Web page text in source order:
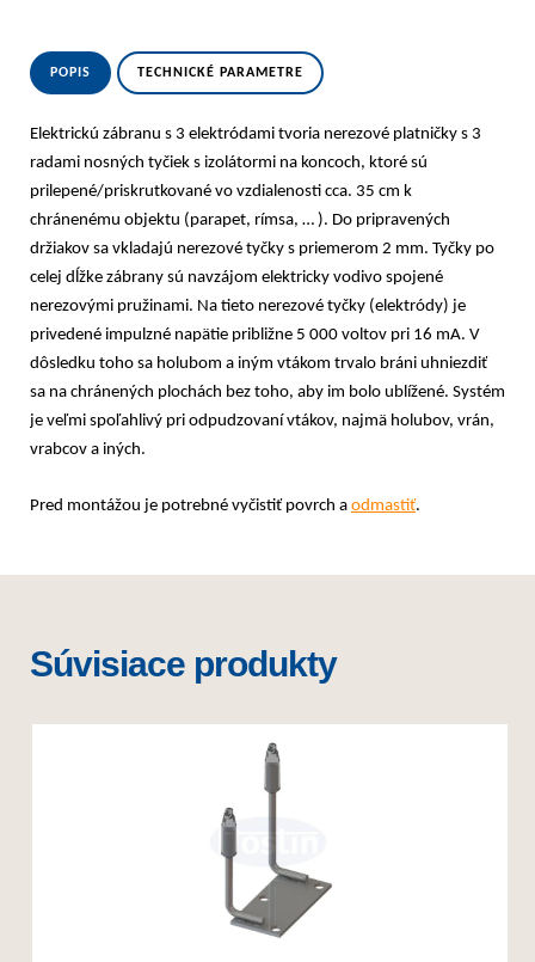
POPIS TECHNICKÉ PARAMETRE
Elektrickú zábranu s 3 elektródami tvoria nerezové platničky s 3
radami nosných tyčiek s izolátormi na koncoch, ktoré sú
prilepené/priskrutkované vo vzdialenosti cca. 35 cm k
chránenému objektu (parapet, rímsa, … ). Do pripravených
držiakov sa vkladajú nerezové tyčky s priemerom 2 mm. Tyčky po
celej dĺžke zábrany sú navzájom elektricky vodivo spojené
nerezovými pružinami. Na tieto nerezové tyčky (elektródy) je
privedené impulzné napätie približne 5 000 voltov pri 16 mA. V
dôsledku toho sa holubom a iným vtákom trvalo bráni uhniezdiť
sa na chránených plochách bez toho, aby im bolo ublížené. Systém
je veľmi spoľahlivý pri odpudzovaní vtákov, najmä holubov, vrán,
vrabcov a iných.
Pred montážou je potrebné vyčistiť povrch a odmastiť.
Súvisiace produkty